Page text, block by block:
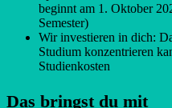
beginnt am 1. Oktober
Semester)
Wir investieren in dich:
Studium konzentrieren
Studienkosten
Das bringst du mit